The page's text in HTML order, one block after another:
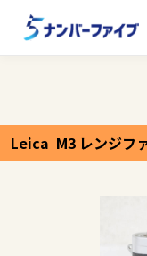
Leica M3 レンジフ